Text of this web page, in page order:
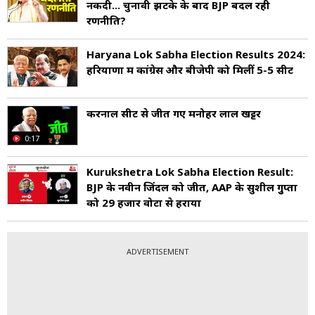
नकदी... चुनावी झटके के बाद BJP बदल रही
रणनीति?
Haryana Lok Sabha Election Results 2024:
हरियाणा में कांग्रेस और बीजेपी को मिलीं 5-5 सीटें
0:17
करनाल सीट से जीत गए मनोहर लाल खट्टर
Kurukshetra Lok Sabha Election Result:
BJP के नवीन जिंदल को जीत, AAP के सुशील गुुप्ता
को 29 हजार वोटों से हराया
ADVERTISEMENT